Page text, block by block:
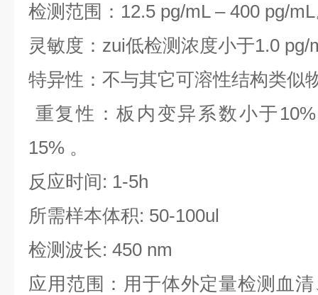
检测范围：12.5 pg/mL – 400 pg/
灵敏度：zui低检测浓度小于1.0 pg/
特异性：不与其它可溶性结构类似
重复性：板内变异系数小于
15% 。
反应时间: 1-5h
所需样本体积: 50-100ul
检测波长: 450 nm
应用范围：用于体外定量检测血